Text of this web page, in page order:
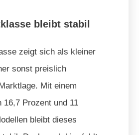
bleibt stabil
zeigt sich als kleiner
sonst preislich
Mit einem
16,7 Prozent und 11
bleibt dieses